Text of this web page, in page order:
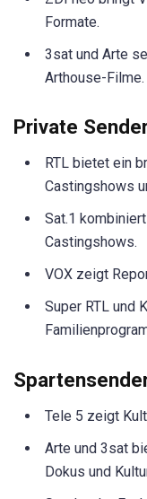
Formate.
3sat und Arte
Arthouse-Filme.
Private
RTL bietet ein
Castingshows
Sat.1
Castingshows.
VOX zeigt
Super RTL und
Tele 5 zeigt
Arte und 3sat
Dokus und